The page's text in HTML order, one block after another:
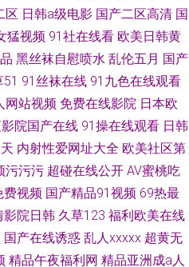
区 日韩a级电影 国产二区高清 国
猛视频 91社在线看 欧美日韩黄
黑丝袜自慰喷水 乱伦五月 国产
91丝袜在线 91九色在线观看
网站视频 免费在线影院 日本欧
院国产在线 91操在线观看 日韩
内射性爱网址大全 欧美社区第
污污污 超碰在线公开 AV蜜桃吃
费视频 国产精品91视频 69热最
影院日韩 久草123 福利欧美在线
国产在线诱惑 乱人xxxxx 超黄无
精品午夜福利网 精品亚洲成a人